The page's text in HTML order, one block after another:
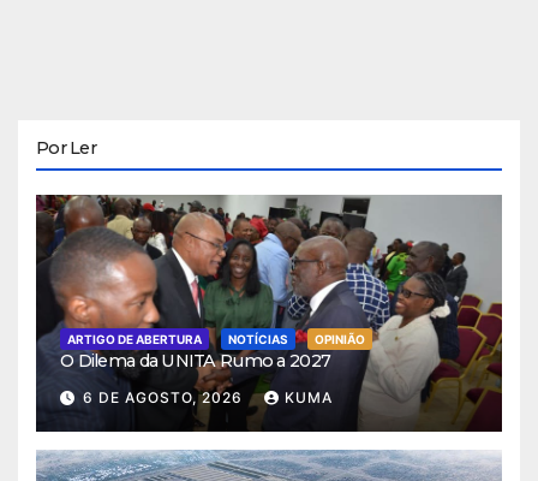
Por Ler
ARTIGO DE ABERTURA NOTÍCIAS OPINIÃO
O Dilema da UNITA Rumo a 2027
6 DE AGOSTO, 2026 KUMA